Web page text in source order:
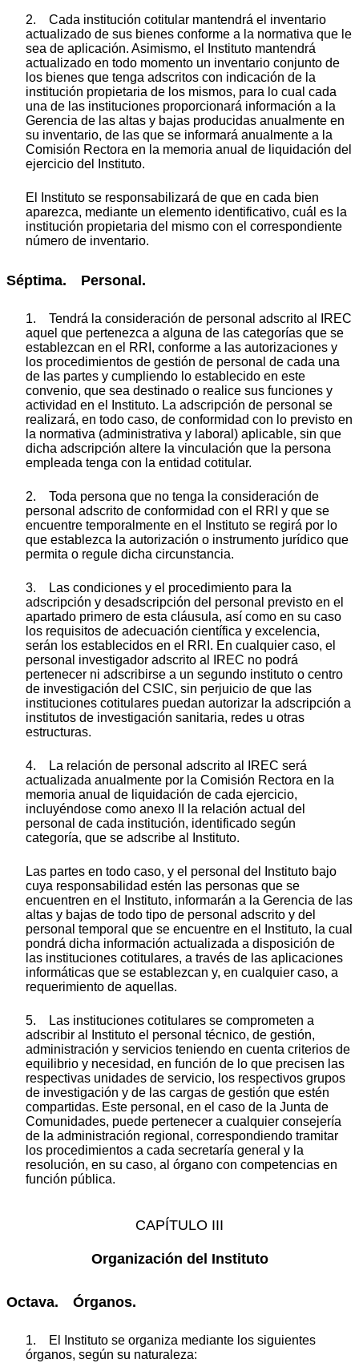
2. Cada institución cotitular mantendrá el inventario
actualizado de sus bienes conforme a la normativa que le
sea de aplicación. Asimismo, el Instituto mantendrá
actualizado en todo momento un inventario conjunto de
los bienes que tenga adscritos con indicación de la
institución propietaria de los mismos, para lo cual cada
una de las instituciones proporcionará información a la
Gerencia de las altas y bajas producidas anualmente en
su inventario, de las que se informará anualmente a la
Comisión Rectora en la memoria anual de liquidación del
ejercicio del Instituto.
El Instituto se responsabilizará de que en cada bien
aparezca, mediante un elemento identificativo, cuál es la
institución propietaria del mismo con el correspondiente
número de inventario.
Séptima. Personal.
1. Tendrá la consideración de personal adscrito al IREC
aquel que pertenezca a alguna de las categorías que se
establezcan en el RRI, conforme a las autorizaciones y
los procedimientos de gestión de personal de cada una
de las partes y cumpliendo lo establecido en este
convenio, que sea destinado o realice sus funciones y
actividad en el Instituto. La adscripción de personal se
realizará, en todo caso, de conformidad con lo previsto en
la normativa (administrativa y laboral) aplicable, sin que
dicha adscripción altere la vinculación que la persona
empleada tenga con la entidad cotitular.
2. Toda persona que no tenga la consideración de
personal adscrito de conformidad con el RRI y que se
encuentre temporalmente en el Instituto se regirá por lo
que establezca la autorización o instrumento jurídico que
permita o regule dicha circunstancia.
3. Las condiciones y el procedimiento para la
adscripción y desadscripción del personal previsto en el
apartado primero de esta cláusula, así como en su caso
los requisitos de adecuación científica y excelencia,
serán los establecidos en el RRI. En cualquier caso, el
personal investigador adscrito al IREC no podrá
pertenecer ni adscribirse a un segundo instituto o centro
de investigación del CSIC, sin perjuicio de que las
instituciones cotitulares puedan autorizar la adscripción a
institutos de investigación sanitaria, redes u otras
estructuras.
4. La relación de personal adscrito al IREC será
actualizada anualmente por la Comisión Rectora en la
memoria anual de liquidación de cada ejercicio,
incluyéndose como anexo II la relación actual del
personal de cada institución, identificado según
categoría, que se adscribe al Instituto.
Las partes en todo caso, y el personal del Instituto bajo
cuya responsabilidad estén las personas que se
encuentren en el Instituto, informarán a la Gerencia de las
altas y bajas de todo tipo de personal adscrito y del
personal temporal que se encuentre en el Instituto, la cual
pondrá dicha información actualizada a disposición de
las instituciones cotitulares, a través de las aplicaciones
informáticas que se establezcan y, en cualquier caso, a
requerimiento de aquellas.
5. Las instituciones cotitulares se comprometen a
adscribir al Instituto el personal técnico, de gestión,
administración y servicios teniendo en cuenta criterios de
equilibrio y necesidad, en función de lo que precisen las
respectivas unidades de servicio, los respectivos grupos
de investigación y de las cargas de gestión que estén
compartidas. Este personal, en el caso de la Junta de
Comunidades, puede pertenecer a cualquier consejería
de la administración regional, correspondiendo tramitar
los procedimientos a cada secretaría general y la
resolución, en su caso, al órgano con competencias en
función pública.
CAPÍTULO III
Organización del Instituto
Octava. Órganos.
1. El Instituto se organiza mediante los siguientes
órganos, según su naturaleza: